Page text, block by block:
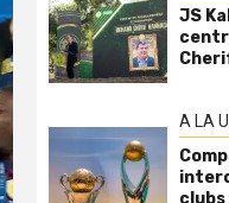
JS
A LA